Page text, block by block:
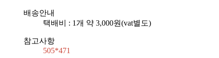
배송안내
택배비 : 1개 약 3,000원(vat별도)
참고사항
505*471